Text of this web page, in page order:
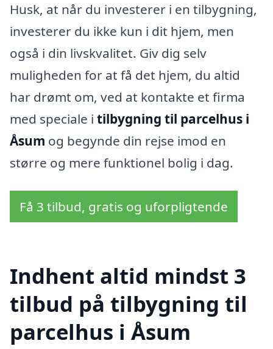
Husk, at når du investerer i en tilbygning,
investerer du ikke kun i dit hjem, men
også i din livskvalitet. Giv dig selv
muligheden for at få det hjem, du altid
har drømt om, ved at kontakte et firma
med speciale i tilbygning til parcelhus i
Åsum og begynde din rejse imod en
større og mere funktionel bolig i dag.
Få 3 tilbud, gratis og uforpligtende
Indhent altid mindst 3
tilbud på tilbygning til
parcelhus i Åsum